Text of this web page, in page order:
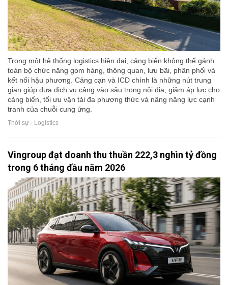
Trong một hệ thống logistics hiện đại, cảng biển không thể gánh
toàn bộ chức năng gom hàng, thông quan, lưu bãi, phân phối và
kết nối hậu phương. Cảng cạn và ICD chính là những nút trung
gian giúp đưa dịch vụ cảng vào sâu trong nội địa, giảm áp lực cho
cảng biển, tối ưu vận tải đa phương thức và nâng năng lực cạnh
tranh của chuỗi cung ứng.
Thời sự - Logistics
Vingroup đạt doanh thu thuần 222,3 nghìn tỷ đồng
trong 6 tháng đầu năm 2026